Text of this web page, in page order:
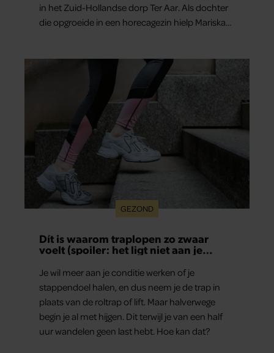
in het Zuid-Hollandse dorp Ter Aar. Als dochter
die opgroeide in een horecagezin hielp Mariska
GEZOND
Dít is waarom traplopen zo zwaar
voelt (spoiler: het ligt niet aan je
Je wil meer aan je conditie werken of je
stappendoel halen, en dus neem je de trap in
plaats van de roltrap of lift. Maar halverwege
begin je al met hijgen. Dit terwijl je van een half
uur wandelen geen last hebt. Hoe kan dat?